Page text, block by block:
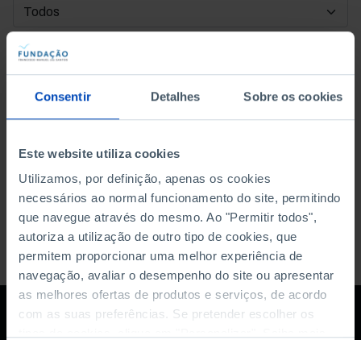
Consentir Detalhes Sobre os cookies
Este website utiliza cookies
Utilizamos, por definição, apenas os cookies
necessários ao normal funcionamento do site, permitindo
que navegue através do mesmo. Ao "Permitir todos",
autoriza a utilização de outro tipo de cookies, que
permitem proporcionar uma melhor experiência de
navegação, avaliar o desempenho do site ou apresentar
as melhores ofertas de produtos e serviços, de acordo
com as suas preferências. Se pretender escolher os
DATA DE INÍCIO
DATA DE FIM